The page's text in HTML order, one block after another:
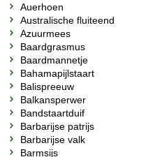
Auerhoen
Australische fluiteend
Azuurmees
Baardgrasmus
Baardmannetje
Bahamapijlstaart
Balispreeuw
Balkansperwer
Bandstaartduif
Barbarijse patrijs
Barbarijse valk
Barmsijs